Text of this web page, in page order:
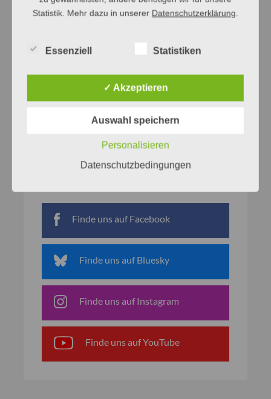
Finde uns auf Facebook
Finde uns auf Bluesky
Finde uns auf Instagram
Finde uns auf YouTube
Statistik. Mehr dazu in unserer Datenschutzerklärung
Essenziell Statistiken
✓ Akzeptieren
Auswahl speichern
Personalisieren
Datenschutzbedingungen